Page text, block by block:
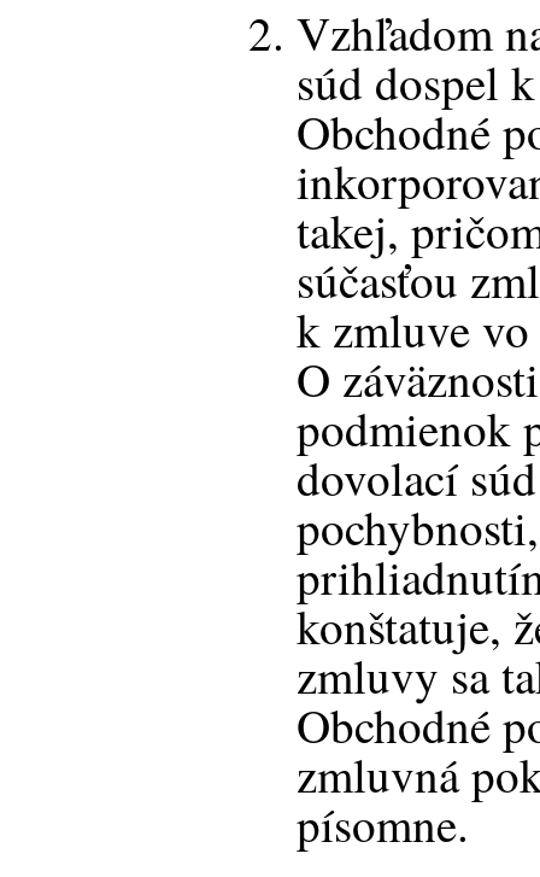
Vzhľadom
súd dospel
Obchodné
takej,
súčasťou
k zmluve
O
podmienok
dovolací
konštatuje,
zmluvy sa
Obchodné
zmluvná
písomne.